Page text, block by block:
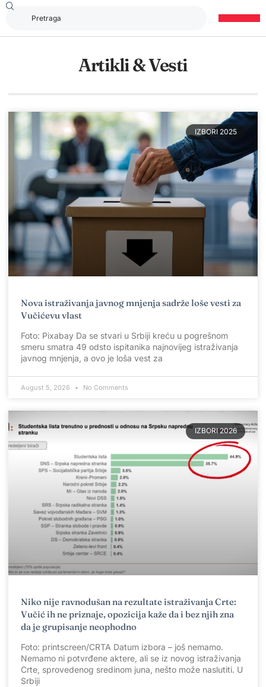
Artikli & Vesti
IZBORI 2025
Nova istraživanja javnog mnjenja sadrže loše vesti za
Vučićevu vlast
Foto: Pixabay Da se stvari u Srbiji kreću u pogrešnom
smeru smatra 49 odsto ispitanika najnovijeg istraživanja
javnog mnjenja, a ovo je loša vest za
August 5, 2026 No Comments
IZBORI 2026
Niko nije ravnodušan na rezultate istraživanja Crte:
Vučić ih ne priznaje, opozicija kaže da i bez njih zna
da je grupisanje neophodno
Foto: printscreen/CRTA Datum izbora – još nemamo.
Nemamo ni potvrđene aktere, ali se iz novog istraživanja
Crte, sprovedenog sredinom juna, nešto može naslutiti. U
Srbiji